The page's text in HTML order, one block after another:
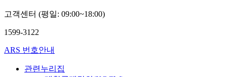
고객센터 (평일: 09:00~18:00)
1599-3122
ARS 번호안내
관련누리집